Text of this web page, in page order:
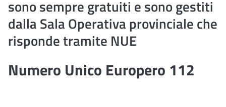
sono sempre gratuiti e sono gestiti
dalla Sala Operativa provinciale che
risponde tramite NUE
Numero Unico Europero 112